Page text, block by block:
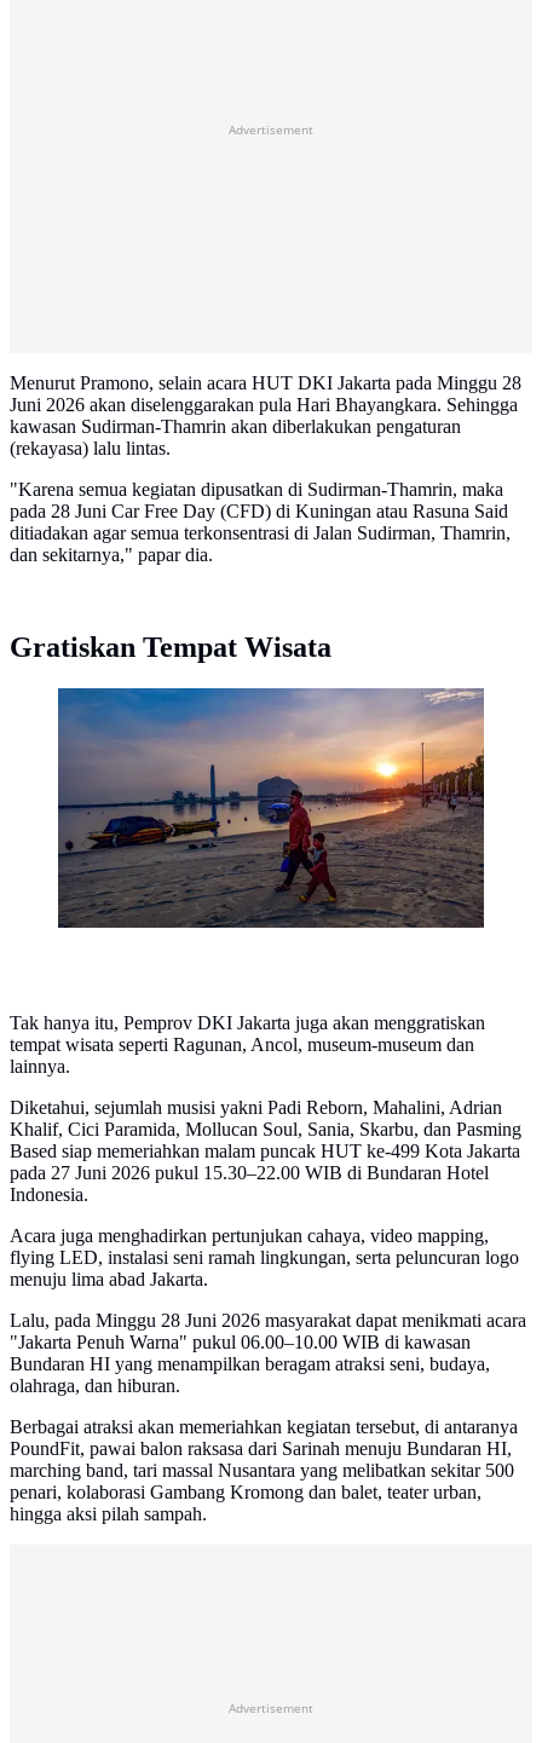
Advertisement
Menurut Pramono, selain acara HUT DKI Jakarta pada Minggu 28
Juni 2026 akan diselenggarakan pula Hari Bhayangkara. Sehingga
kawasan Sudirman-Thamrin akan diberlakukan pengaturan
(rekayasa) lalu lintas.
"Karena semua kegiatan dipusatkan di Sudirman-Thamrin, maka
pada 28 Juni Car Free Day (CFD) di Kuningan atau Rasuna Said
ditiadakan agar semua terkonsentrasi di Jalan Sudirman, Thamrin,
dan sekitarnya," papar dia.
Gratiskan Tempat Wisata
Umat Muslim bersiap melaksanakan Salat Idul Adha
1447 Hijriah di Pantai Lagoon, Ancol, Jakarta, Rabu
(27/5/2026). (merdeka.com/Arie Basuki)
Tak hanya itu, Pemprov DKI Jakarta juga akan menggratiskan
tempat wisata seperti Ragunan, Ancol, museum-museum dan
lainnya.
Diketahui, sejumlah musisi yakni Padi Reborn, Mahalini, Adrian
Khalif, Cici Paramida, Mollucan Soul, Sania, Skarbu, dan Pasming
Based siap memeriahkan malam puncak HUT ke-499 Kota Jakarta
pada 27 Juni 2026 pukul 15.30–22.00 WIB di Bundaran Hotel
Indonesia.
Acara juga menghadirkan pertunjukan cahaya, video mapping,
flying LED, instalasi seni ramah lingkungan, serta peluncuran logo
menuju lima abad Jakarta.
Lalu, pada Minggu 28 Juni 2026 masyarakat dapat menikmati acara
"Jakarta Penuh Warna" pukul 06.00–10.00 WIB di kawasan
Bundaran HI yang menampilkan beragam atraksi seni, budaya,
olahraga, dan hiburan.
Berbagai atraksi akan memeriahkan kegiatan tersebut, di antaranya
PoundFit, pawai balon raksasa dari Sarinah menuju Bundaran HI,
marching band, tari massal Nusantara yang melibatkan sekitar 500
penari, kolaborasi Gambang Kromong dan balet, teater urban,
hingga aksi pilah sampah.
Advertisement